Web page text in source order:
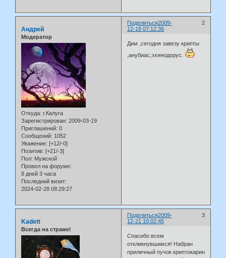
Поделиться 2
2009-
12-18 07:12:36
Андрей
Модератор
Откуда: г.Калуга
Зарегистрирован: 2009-03-19
Приглашений: 0
Сообщений: 1052
Уважение: [+12/-0]
Позитив: [+21/-3]
Пол: Мужской
Провел на форуме:
8 дней 3 часа
Последний визит:
2024-02-28 08:29:27
Дим ,сегодня завезу крипты
,анубиас,эхинодорус.
Поделиться 3
2009-
12-21 10:02:45
Kadett
Всегда на страже!
Спасибо всем
откликнувшимся! Набран
приличный пучок криптокарин